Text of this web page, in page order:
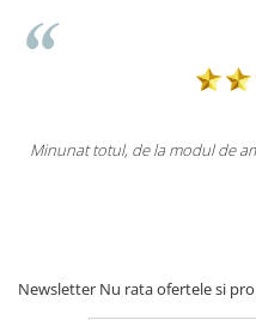
de ambalare pana la calitatea
Newsletter Nu rata ofertele si